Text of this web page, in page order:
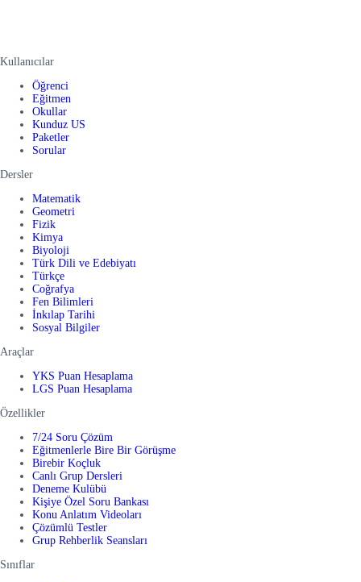
Kullanıcılar
Öğrenci
Eğitmen
Okullar
Kunduz US
Paketler
Sorular
Dersler
Matematik
Geometri
Fizik
Kimya
Biyoloji
Türk Dili ve Edebiyatı
Türkçe
Coğrafya
Fen Bilimleri
İnkılap Tarihi
Sosyal Bilgiler
Araçlar
YKS Puan Hesaplama
LGS Puan Hesaplama
Özellikler
7/24 Soru Çözüm
Eğitmenlerle Bire Bir Görüşme
Birebir Koçluk
Canlı Grup Dersleri
Deneme Kulübü
Kişiye Özel Soru Bankası
Konu Anlatım Videoları
Çözümlü Testler
Grup Rehberlik Seansları
Sınıflar